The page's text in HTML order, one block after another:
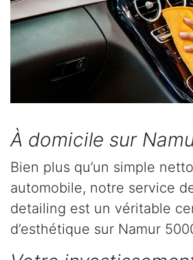
À domicile sur
Bien plus qu’un simple
automobile, notre service
detailing est un véritable
d’esthétique sur Namur